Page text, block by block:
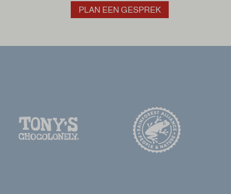
PLAN EEN GESPREK